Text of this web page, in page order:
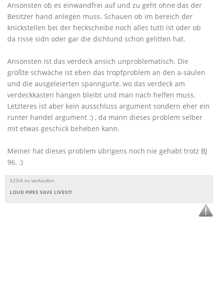
Ansonsten ob es einwandfrei auf und zu geht ohne das der
Besitzer hand anlegen muss. Schauen ob im bereich der
knickstellen bei der heckscheibe noch alles tutti ist oder ob
da risse sidn oder gar die dichtund schon gelitten hat.
Ansonsten ist das verdeck ansich unproblematisch. Die
größte schwäche ist eben das tropfproblem an den a-säulen
und die ausgeleierten spanngurte, wo das verdeck am
verdeckkasten hängen bleibt und man nach helfen muss.
Letzteres ist aber kein ausschluss argument sondern eher ein
runter handel argument :) , da mann dieses problem selber
mit etwas geschick beheben kann.
Meiner hat dieses problem übrigens noch nie gehabt trotz BJ
96. :)
523iA zu verkaufen
LOUD PIPES SAVE LIVES!!!